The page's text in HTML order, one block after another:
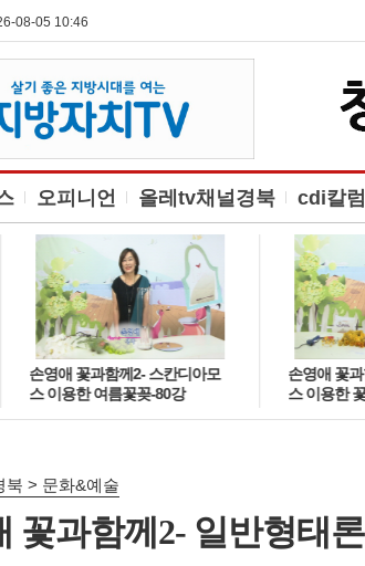
08-05 10:46
오피니언 올레tv채널경북 cdi칼럼
뉴보기
손영애 꽃과함께2- 스칸디아모
스 이용한 여름꽃꽂-80강
손영애 꽃과
스 이용한 꽃
북 > 문화&예술
꽃과함께2- 일반형태